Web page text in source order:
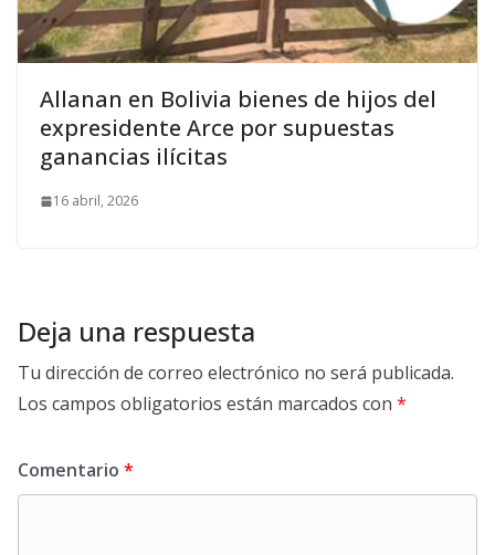
Allanan en Bolivia bienes de hijos del
expresidente Arce por supuestas
ganancias ilícitas
16 abril, 2026
Deja una respuesta
Tu dirección de correo electrónico no será publicada.
Los campos obligatorios están marcados con *
Comentario *